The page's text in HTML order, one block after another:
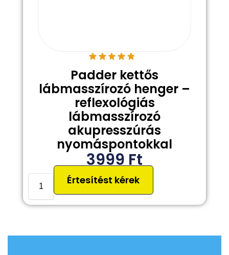
Padder kettős
lábmasszírozó henger –
reflexológiás
lábmasszírozó
akupresszúrás
nyomáspontokkal
3999Ft
Értesítést kérek